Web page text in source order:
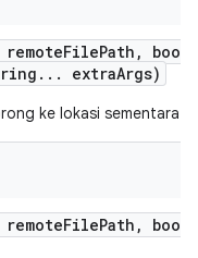
FilePath ,
. . . extraArgs)
ke lokasi sementara
FilePath ,